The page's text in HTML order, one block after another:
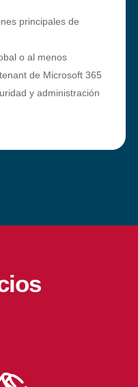
principales de
o al menos
de Microsoft 365
y administración